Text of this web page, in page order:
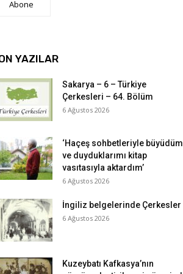
Abone
YAZILAR
Sakarya – 6 – Türkiye
Çerkesleri – 64. Bölüm
6 Ağustos 2026
‘Haçeş sohbetleriyle büyüdüm
ve duyduklarımı kitap
vasıtasıyla aktardım’
6 Ağustos 2026
İngiliz belgelerinde Çerkesler
6 Ağustos 2026
Kuzeybatı Kafkasya’nın